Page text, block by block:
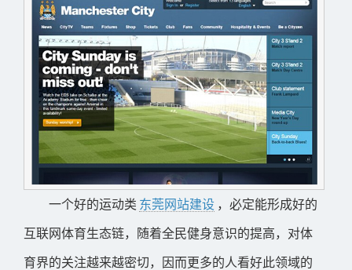
一个好的运动类 东莞网站建设 ，必定能形成好的
互联网体育生态链，随着全民健身意识的提高，对体
育界的关注越来越密切，因而更多的人看好此领域的